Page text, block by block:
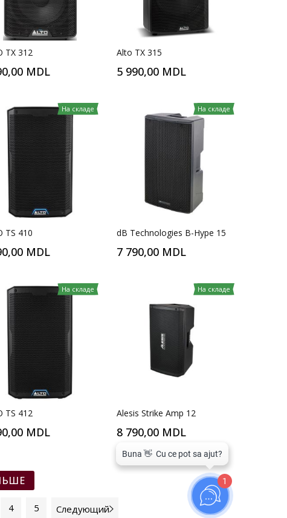
TX 312
MDL
Alto TX 315
5 990,00 MDL
На складе
TS 410
MDL
На складе
dB Technologies B-Hype 15
7 790,00 MDL
На складе
TS 412
MDL
На складе
Alesis Strike Amp 12
8 790,00 MDL
4 5 Следующий
1